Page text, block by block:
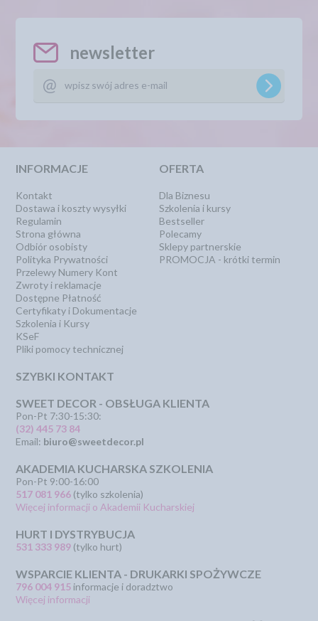
newsletter
INFORMACJE
Kontakt
Dostawa i koszty wysyłki
Regulamin
Strona główna
Odbiór osobisty
Polityka Prywatności
Przelewy Numery Kont
Zwroty i reklamacje
Dostępne Płatność
Certyfikaty i Dokumentacje
Szkolenia i Kursy
KSeF
Pliki pomocy technicznej
OFERTA
Dla Biznesu
Szkolenia i kursy
Bestseller
Polecamy
Sklepy partnerskie
PROMOCJA - krótki termin
SZYBKI KONTAKT
SWEET DECOR - OBSŁUGA KLIENTA
Pon-Pt 7:30-15:30:
(32) 445 73 84
Email: biuro@sweetdecor.pl
AKADEMIA KUCHARSKA SZKOLENIA
Pon-Pt 9:00-16:00
517 081 966 (tylko szkolenia)
Więcej informacji o Akademii Kucharskiej
HURT I DYSTRYBUCJA
531 333 989 (tylko hurt)
WSPARCIE KLIENTA - DRUKARKI SPOŻYWCZE
796 004 915 informacje i doradztwo
Więcej informacji